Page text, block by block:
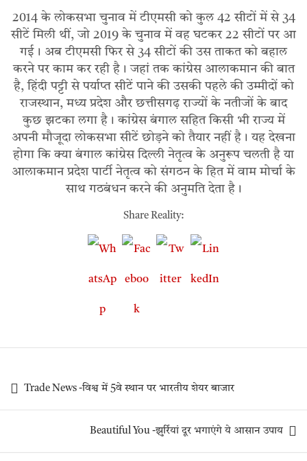
2014 के लोकसभा चुनाव में टीएमसी को कुल 42 सीटों में से 34
सीटें मिली थीं, जो 2019 के चुनाव में वह घटकर 22 सीटों पर आ
गई। अब टीएमसी फिर से 34 सीटों की उस ताकत को बहाल
करने पर काम कर रही है। जहां तक कांग्रेस आलाकमान की बात
है, हिंदी पट्टी से पर्याप्त सीटें पाने की उसकी पहले की उम्मीदों को
राजस्थान, मध्य प्रदेश और छत्तीसगढ़ राज्यों के नतीजों के बाद
कुछ झटका लगा है। कांग्रेस बंगाल सहित किसी भी राज्य में
अपनी मौजूदा लोकसभा सीटें छोड़ने को तैयार नहीं है। यह देखना
होगा कि क्या बंगाल कांग्रेस दिल्ली नेतृत्व के अनुरूप चलती है या
आलाकमान प्रदेश पार्टी नेतृत्व को संगठन के हित में वाम मोर्चा के
साथ गठबंधन करने की अनुमति देता है।
Share Reality:
Trade News -विश्व में 5वे स्थान पर भारतीय शेयर बाजार
Beautiful You -झुर्रियां दूर भगाएंगे ये आसान उपाय